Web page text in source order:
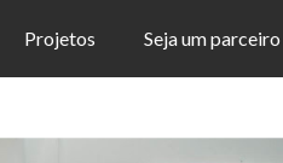
Projetos Seja um parceiro